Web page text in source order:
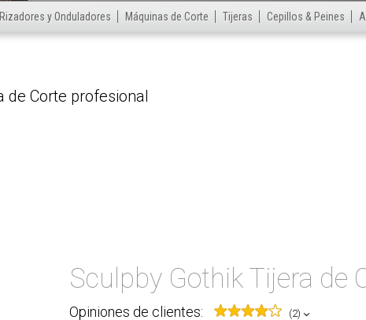
Rizadores y Onduladores Máquinas de Corte Tijeras Cepillos & Peines
Sculpby Gothik Tijera de
Opiniones de clientes: (2)